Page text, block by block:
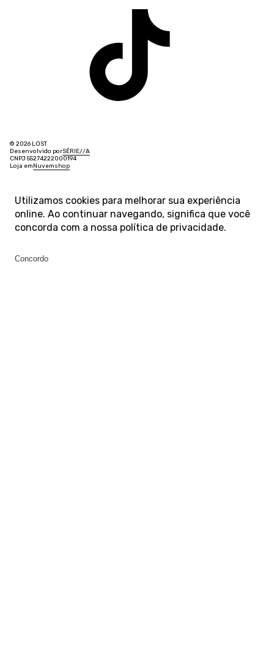
© 2026 LOST
Desenvolvido porSÉRIE//A
CNPJ 55274222000194
Loja emNuvemshop
Utilizamos cookies para melhorar sua experiência
online. Ao continuar navegando, significa que você
concorda com a nossa política de privacidade.
Concordo